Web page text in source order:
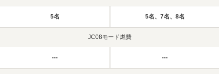
5名 5名、7名、8名
JC08モード燃費
--- ---